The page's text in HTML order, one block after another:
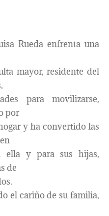
Rueda enfrenta una
mayor, residente del
para movilizarse,
por
y ha convertido las
ella y para sus hijas,
de
el cariño de su familia,